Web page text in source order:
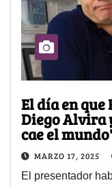
El día en que
Diego Alvira
cae el
MARZO 17, 2025
El presentador